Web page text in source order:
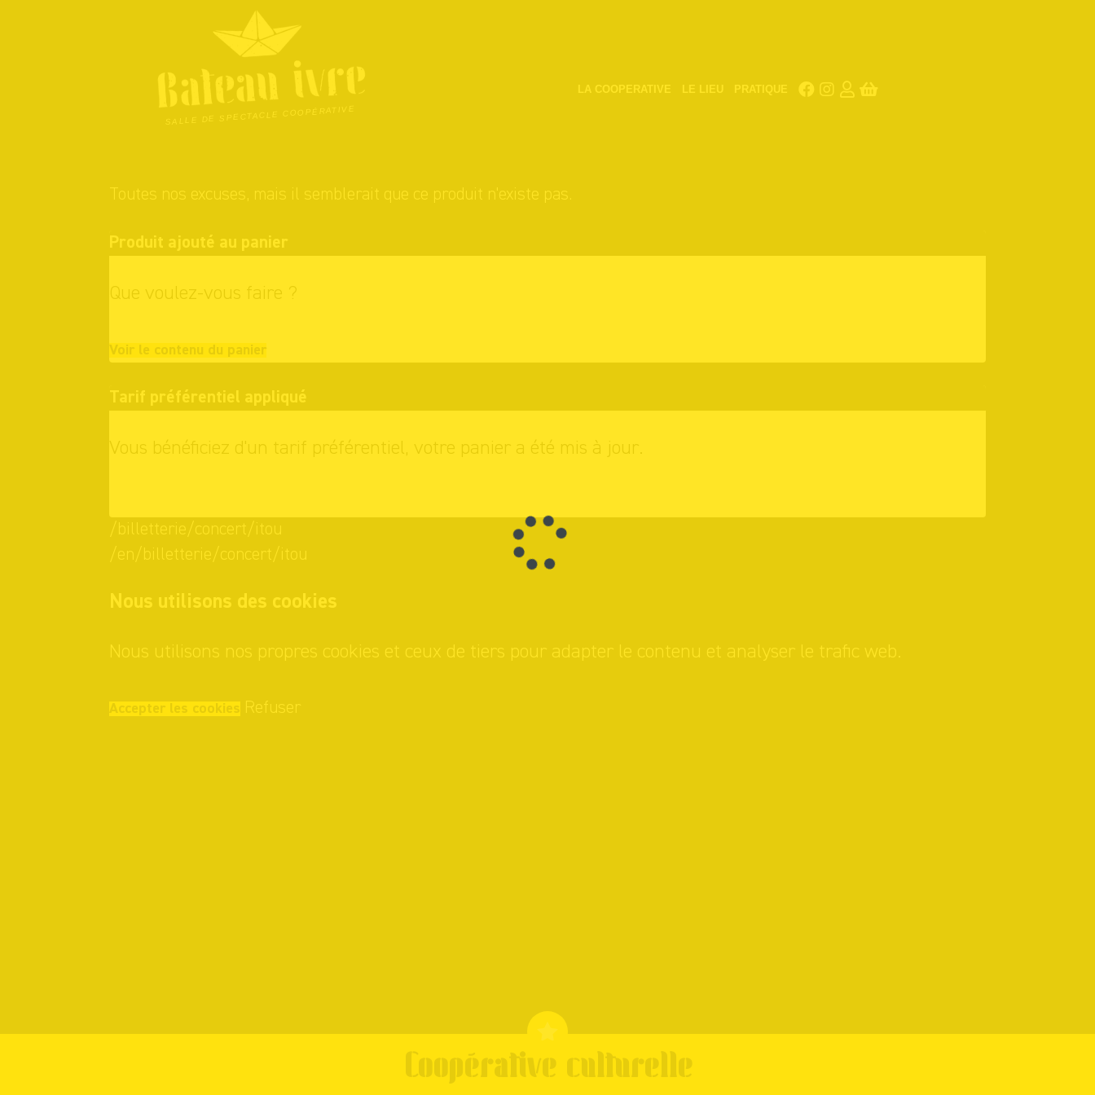
LA COOPERATIVE LE LIEU PRATIQUE
Toutes nos excuses, mais il semblerait que ce produit n'existe pas.
Produit ajouté au panier
Que voulez-vous faire ?
Voir le contenu du panier
Tarif préférentiel appliqué
Vous bénéficiez d'un tarif préférentiel, votre panier a été mis à jour.
/billetterie/concert/itou
/en/billetterie/concert/itou
Nous utilisons des cookies
Nous utilisons nos propres cookies et ceux de tiers pour adapter le contenu et analyser le trafic web.
Accepter les cookies Refuser
Coopérative culturelle